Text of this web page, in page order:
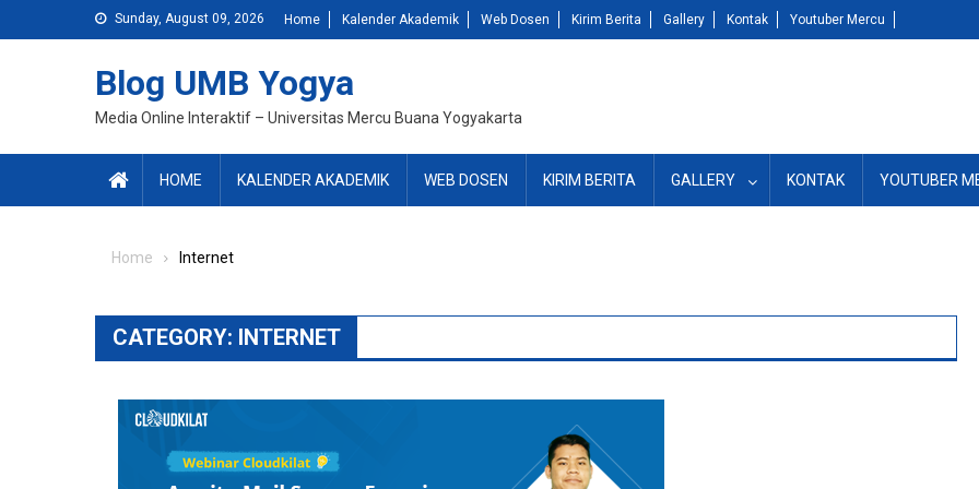
to
Sunday, August 09, 2026 Home Kalender Akademik Web Dosen Kirim Berita Gallery Kontak Youtuber Mercu
Blog UMB Yogya
Media Online Interaktif – Universitas Mercu Buana Yogyakarta
HOME KALENDER AKADEMIK WEB DOSEN KIRIM BERITA GALLERY KONTAK YOUTUBER
Home Internet
CATEGORY: INTERNET